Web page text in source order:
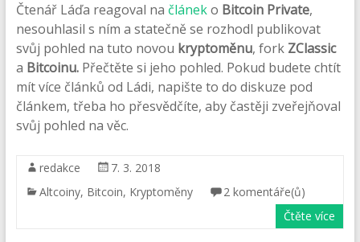
Čtenář Láďa reagoval na článeko Bitcoin Private,
nesouhlasil s ním a statečně se rozhodl publikovat
svůj pohled na tuto novou kryptoměnu, fork ZClassic
a Bitcoinu.Přečtěte si jeho pohled. Pokud budete chtít
mít více článků od Ládi, napište to do diskuze pod
článkem, třeba ho přesvědčíte, aby častěji zveřejňoval
svůj pohled na věc.
redakce
7. 3. 2018
Altcoiny, Bitcoin, Kryptoměny
2 komentáře(ů)
Čtěte více